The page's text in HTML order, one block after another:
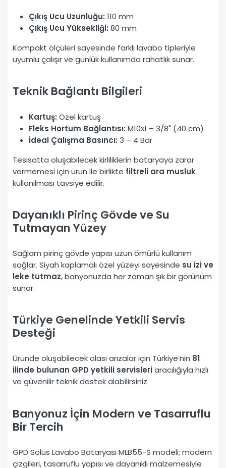
Çıkış Ucu Uzunluğu: 110 mm
Çıkış Ucu Yüksekliği: 80 mm
Kompakt ölçüleri sayesinde farklı lavabo tipleriyle
uyumlu çalışır ve günlük kullanımda rahatlık sunar.
Teknik Bağlantı Bilgileri
Kartuş: Özel kartuş
Fleks Hortum Bağlantısı: M10x1 – 3/8" (40 cm)
İdeal Çalışma Basıncı: 3 – 4 Bar
Tesisatta oluşabilecek kirliliklerin bataryaya zarar
vermemesi için ürün ile birlikte filtreli ara musluk
kullanılması tavsiye edilir.
Dayanıklı Pirinç Gövde ve Su
Tutmayan Yüzey
Sağlam pirinç gövde yapısı uzun ömürlü kullanım
sağlar. Siyah kaplamalı özel yüzeyi sayesinde su izi ve
leke tutmaz, banyonuzda her zaman şık bir görünüm
sunar.
Türkiye Genelinde Yetkili Servis
Desteği
Üründe oluşabilecek olası arızalar için Türkiye’nin 81
ilinde bulunan GPD yetkili servisleriaracılığıyla hızlı
ve güvenilir teknik destek alabilirsiniz.
Banyonuz İçin Modern ve Tasarruflu
Bir Tercih
GPD Solus Lavabo Bataryası MLB55-S modeli; modern
çizgileri, tasarruflu yapısı ve dayanıklı malzemesiyle